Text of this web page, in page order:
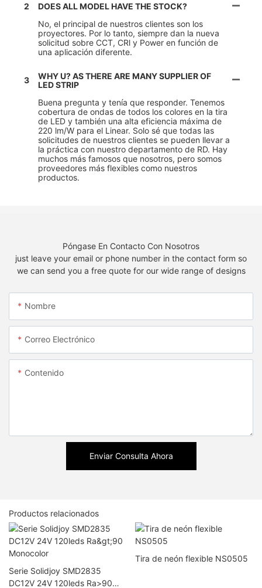
2
DOES ALL MODEL HAVE THE STOCK?
No, el principal de nuestros clientes son los
proyectores. Por lo tanto, siempre dan la nueva
solicitud sobre CCT, CRl y Power en función de
una aplicación diferente.
3
WHY U? AS THERE ARE MANY SUPPLIER OF
LED STRIP
Buena pregunta y tenía que responder. Tenemos
cobertura de ondas de todos los colores en la tira
de LED y también una alta eficiencia máxima de
220 lm/W para el Linear. Solo sé que todas las
solicitudes de nuestros clientes se pueden llevar a
la práctica con nuestro departamento de RD. Hay
muchos más famosos que nosotros, pero somos
proveedores más flexibles como nuestros
productos.
Póngase En Contacto Con Nosotros
just leave your email or phone number in the contact form so
we can send you a free quote for our wide range of designs
Nombre
Correo Electrónico
Contenido
Enviar Consulta Ahora
Productos relacionados
Serie Solidjoy SMD2835
DC12V 24V 120leds Ra>90
Tira de neón flexible NS0505